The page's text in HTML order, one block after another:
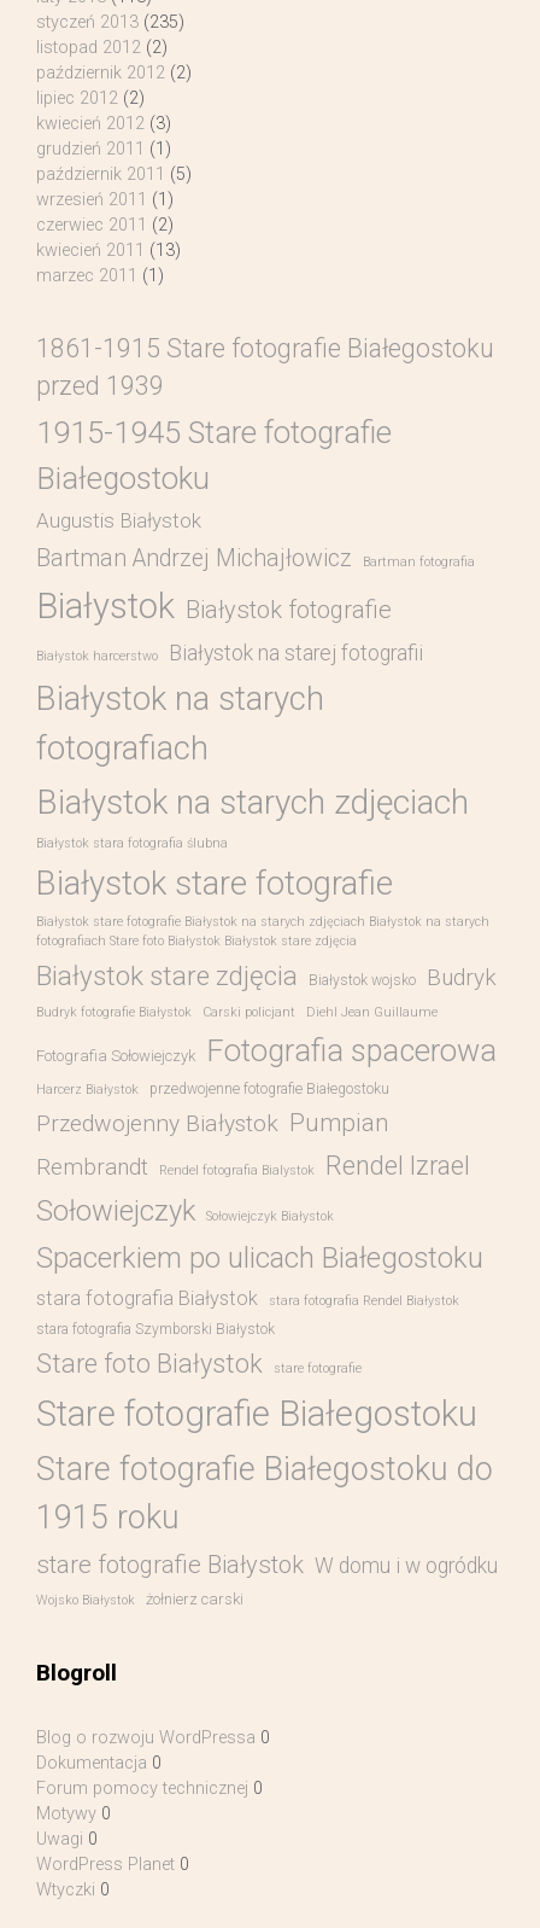
styczeń 2013 (235)
listopad 2012 (2)
październik 2012 (2)
lipiec 2012 (2)
kwiecień 2012 (3)
grudzień 2011 (1)
październik 2011 (5)
wrzesień 2011 (1)
czerwiec 2011 (2)
kwiecień 2011 (13)
marzec 2011 (1)
1861-1915 Stare fotografie Białegostoku
przed 1939
1915-1945 Stare fotografie
Białegostoku
Augustis Białystok
Bartman Andrzej Michajłowicz Bartman fotografia
Białystok Białystok fotografie
Białystok harcerstwo Białystok na starej fotografii
Białystok na starych
fotografiach
Białystok na starych zdjęciach
Białystok stara fotografia ślubna
Białystok stare fotografie
Białystok stare fotografie Białystok na starych zdjęciach Białystok na starych
fotografiach Stare foto Białystok Białystok stare zdjęcia
Białystok stare zdjęcia Białystok wojsko Budryk
Budryk fotografie Białystok Carski policjant Diehl Jean Guillaume
Fotografia Sołowiejczyk Fotografia spacerowa
Harcerz Białystok przedwojenne fotografie Białegostoku
Przedwojenny Białystok Pumpian
Rembrandt Rendel fotografia Bialystok Rendel Izrael
Sołowiejczyk Sołowiejczyk Białystok
Spacerkiem po ulicach Białegostoku
stara fotografia Białystok stara fotografia Rendel Białystok
stara fotografia Szymborski Białystok
Stare foto Białystok stare fotografie
Stare fotografie Białegostoku
Stare fotografie Białegostoku do
1915 roku
stare fotografie Białystok W domu i w ogródku
Wojsko Białystok żołnierz carski
Blogroll
Blog o rozwoju WordPressa 0
Dokumentacja 0
Forum pomocy technicznej 0
Motywy 0
Uwagi 0
WordPress Planet 0
Wtyczki 0